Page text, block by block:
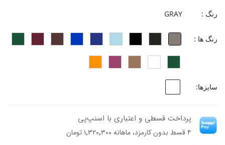
-ابعاد کیف: 6*17*22 سانتی متر
-تقسیم بندی فضای داخل: یک جیب کوچک زیپ دار
رنگ : GRAY
رنگ ها :
سایزها:
پرداخت قسطی و اعتباری با اسنپ‌پی
۴ قسط بدون کارمزد، ماهانه ۱٬۳۲۰٬۳۰۰ تومان